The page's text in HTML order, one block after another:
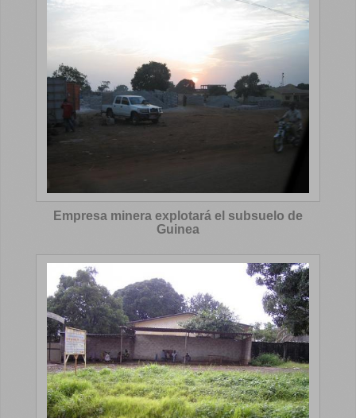
Empresa minera explotará el subsuelo de
Guinea